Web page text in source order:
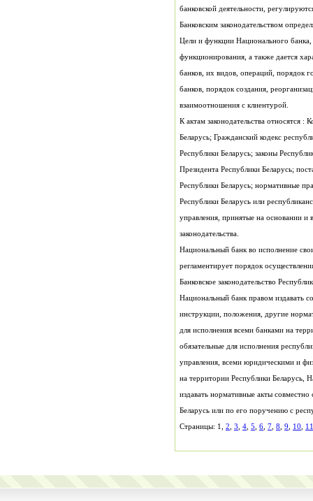
Банковским законодательством
взаимоотношения с клиентурой.
Беларусь; Гражданский кодекс
законодательства.
Страницы: 1, 2 3 4 5 6 7 8 9 10 11